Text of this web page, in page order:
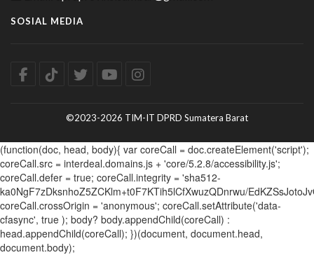
SOSIAL MEDIA
©2023-2026 TIM-IT DPRD Sumatera Barat
(function(doc, head, body){ var coreCall = doc.createElement('script');
coreCall.src = interdeal.domains.js + 'core/5.2.8/accessibility.js';
coreCall.defer = true; coreCall.integrity = 'sha512-
ka0NgF7zDksnhoZ5ZCKlm+t0F7KTih5lCfXwuzQDnrwu/
coreCall.crossOrigin = 'anonymous'; coreCall.setAttribute('data-
cfasync', true ); body? body.appendChild(coreCall) :
head.appendChild(coreCall); })(document, document.head,
document.body);